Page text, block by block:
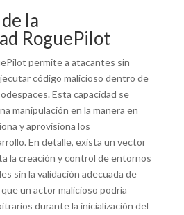
la
RoguePilot
permite a atacantes sin
código malicioso dentro de
Esta capacidad se
manipulación en la manera en
y aprovisiona los
En detalle, exista un vector
la creación y control de entornos
sin la validación adecuada de
un actor malicioso podría
durante la inicialización del